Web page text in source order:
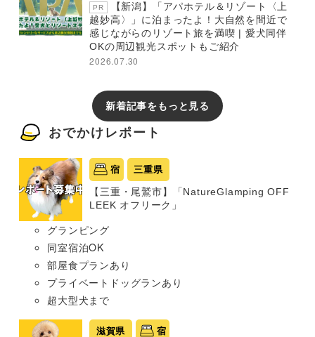
PR
【新潟】「アパホテル＆リゾート〈上
越妙高〉」に泊まったよ！大自然を間近で
感じながらのリゾート旅を満喫 | 愛犬同伴
OKの周辺観光スポットもご紹介
2026.07.30
新着記事をもっと見る
おでかけレポート
宿 三重県
【三重・尾鷲市】「NatureGlamping OFF
LEEK オフリーク」
グランピング
同室宿泊OK
部屋食プランあり
プライベートドッグランあり
超大型犬まで
滋賀県 宿